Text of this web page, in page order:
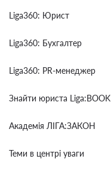
Liga360: Юрист
Liga360: Бухгалтер
Liga360: PR-менеджер
Знайти юриста Liga:BOOK
Академія ЛІГА:ЗАКОН
Теми в центрі уваги